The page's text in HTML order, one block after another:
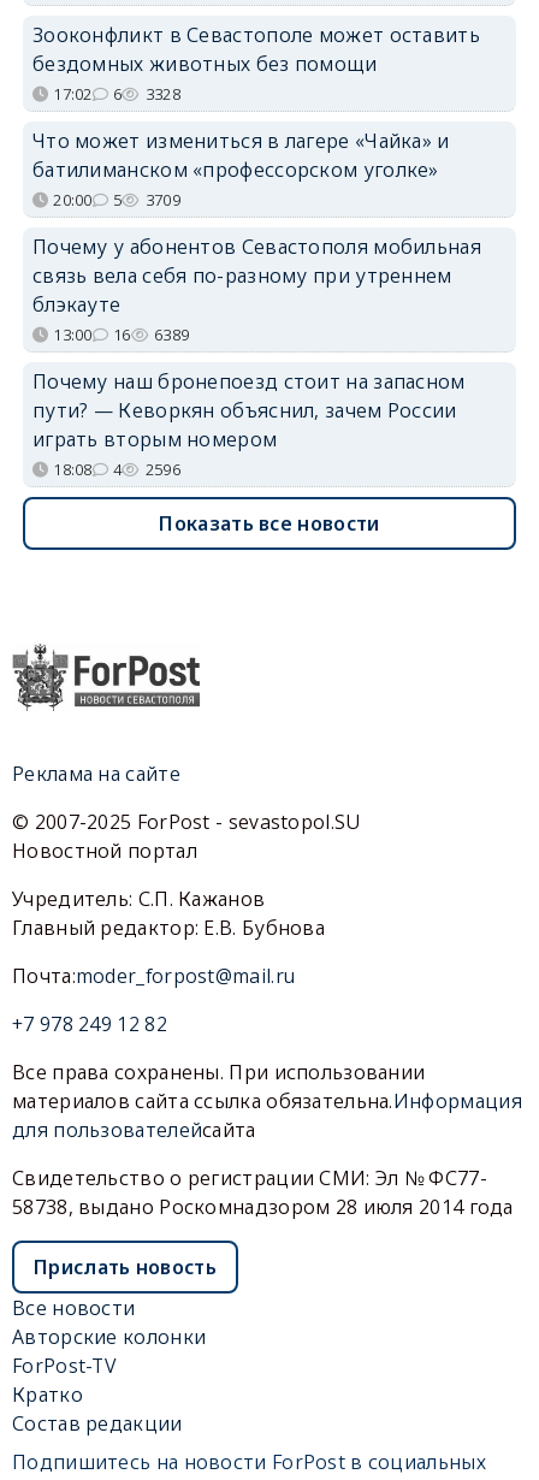
Зооконфликт в Севастополе может оставить
бездомных животных без помощи
17:02 6 3328
Что может измениться в лагере «Чайка» и
батилиманском «профессорском уголке»
20:00 5 3709
Почему у абонентов Севастополя мобильная
связь вела себя по-разному при утреннем
блэкауте
13:00 16 6389
Почему наш бронепоезд стоит на запасном
пути? — Кеворкян объяснил, зачем России
играть вторым номером
18:08 4 2596
Показать все новости
Реклама на сайте
© 2007-2025 ForPost - sevastopol.SU
Новостной портал
Учредитель: С.П. Кажанов
Главный редактор: Е.В. Бубнова
Почта:moder_forpost@mail.ru
+7 978 249 12 82
Все права сохранены. При использовании
материалов сайта ссылка обязательна.Информация
для пользователейсайта
Свидетельство о регистрации СМИ: Эл № ФС77-
58738, выдано Роскомнадзором 28 июля 2014 года
Прислать новость
Все новости
Авторские колонки
ForPost-TV
Кратко
Состав редакции
Подпишитесь на новости ForPost в социальных